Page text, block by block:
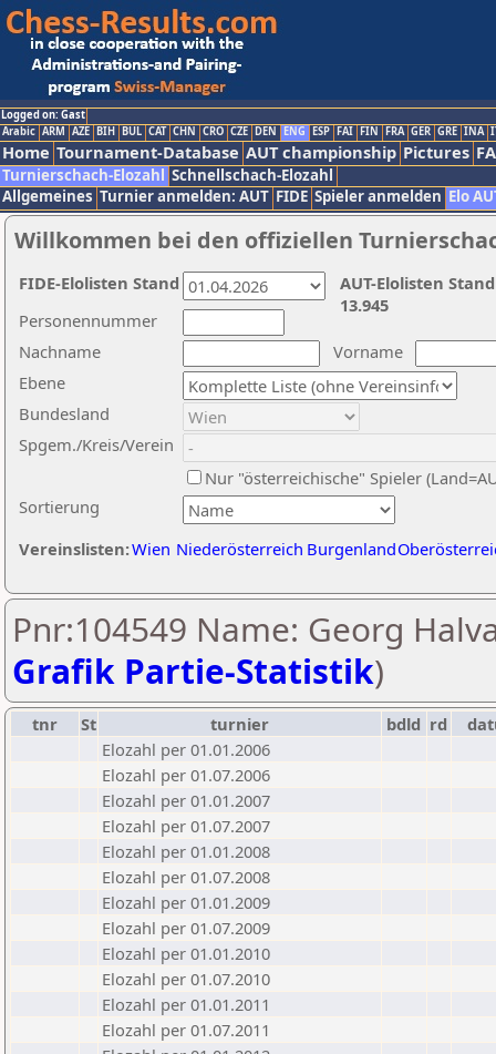
Logged on: Gast
Arabic ARM AZE BIH BUL CAT CHN CRO CZE DEN ENG ESP FAI FIN FRA GER GRE INA
Home Tournament-Database AUT championship Pictures
Turnierschach-Elozahl Schnellschach-Elozahl
Allgemeines Turnier anmelden: AUT FIDE Spieler anmelden Elo
Willkommen bei den offiziellen
Nachname
Vorname
Ebene
Sortierung
Personennummer
Bundesland
Spgem./Kreis/Verein
Nur "österreichische" Spieler
Vereinslisten:Wien Niederösterreich Burgenland
AUT-Elolisten
13.945
FIDE-Elolisten Stand
Pnr:104549 Name: Georg
Grafik Partie-Statistik)
tnr St turnier bdld rd
Elozahl per 01.01.2006
Elozahl per 01.07.2006
Elozahl per 01.01.2007
Elozahl per 01.07.2007
Elozahl per 01.01.2008
Elozahl per 01.07.2008
Elozahl per 01.01.2009
Elozahl per 01.07.2009
Elozahl per 01.01.2010
Elozahl per 01.07.2010
Elozahl per 01.01.2011
Elozahl per 01.07.2011